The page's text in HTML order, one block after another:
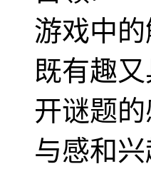
游戏中
既有趣
开谜题
与感和兴